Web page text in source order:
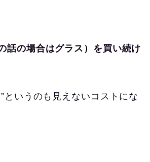
話の場合はグラス）を買い続け
というのも見えないコストにな